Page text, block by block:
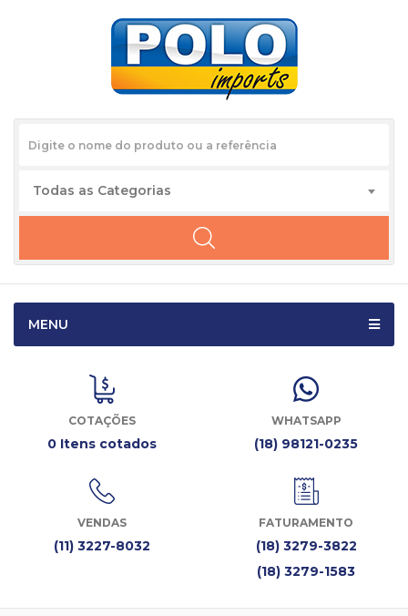
Todas as Categorias
MENU
COTAÇÕES
0 Itens cotados
WHATSAPP
(18) 98121-0235
VENDAS
(11) 3227-8032
FATURAMENTO
(18) 3279-3822
(18) 3279-1583